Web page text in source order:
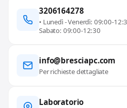
3206164278
• Lunedì - Venerdì: 09:00-
Sabato: 09:00-12:30
info@bresciapc.com
Per richieste dettagliate
Laboratorio